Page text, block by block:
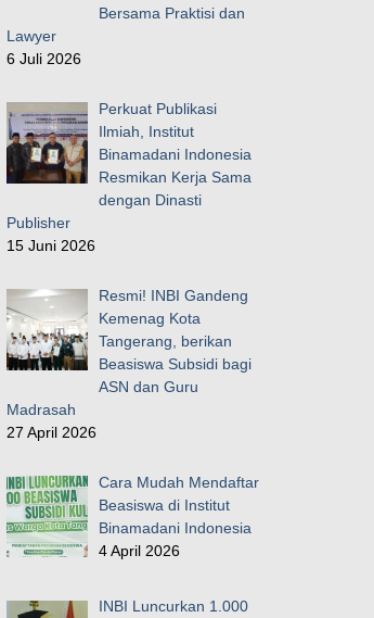
Bersama Praktisi dan
Lawyer
6 Juli 2026
Perkuat Publikasi
Ilmiah, Institut
Binamadani Indonesia
Resmikan Kerja Sama
dengan Dinasti
Publisher
15 Juni 2026
Resmi! INBI Gandeng
Kemenag Kota
Tangerang, berikan
Beasiswa Subsidi bagi
ASN dan Guru
Madrasah
27 April 2026
Cara Mudah Mendaftar
Beasiswa di Institut
Binamadani Indonesia
4 April 2026
INBI Luncurkan 1.000